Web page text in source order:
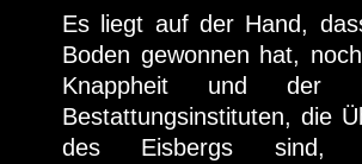
Es liegt auf der Hand,
Boden gewonnen hat,
Knappheit und der
Bestattungsinstituten, die
des Eisbergs sind,